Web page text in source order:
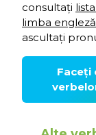
consultați
limba engleză
ascultați
Faceți